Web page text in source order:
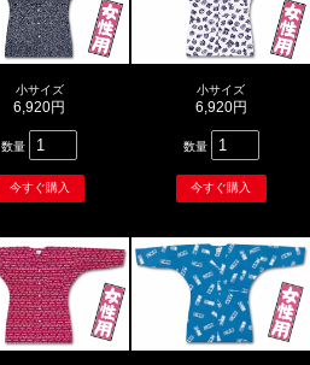
小サイズ
6,920円
数量
小サイズ
6,920円
数量